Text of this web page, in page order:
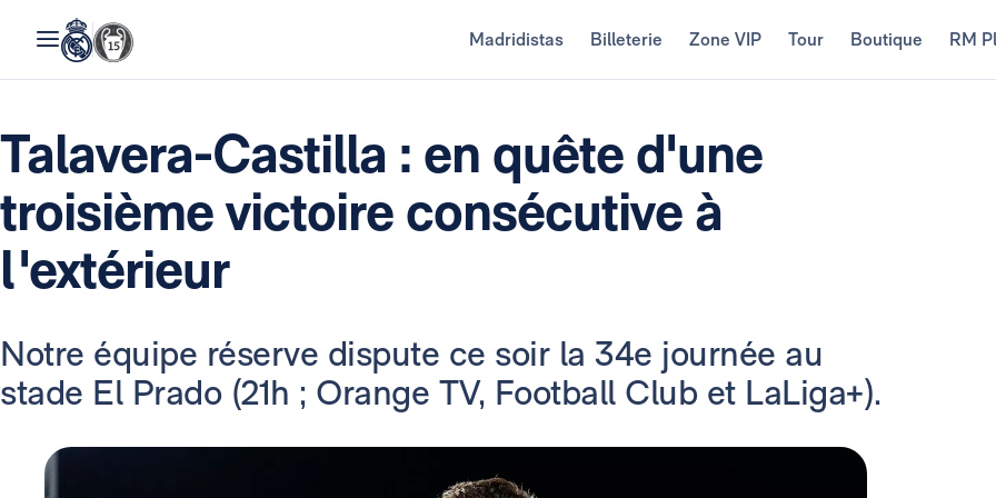
Madridistas Billeterie Zone VIP Tour Boutique RM
Talavera-Castilla : en quête d'une
troisième victoire consécutive à
l'extérieur
Notre équipe réserve dispute ce soir la 34e journée au
stade El Prado (21h ; Orange TV, Football Club et LaLiga+).